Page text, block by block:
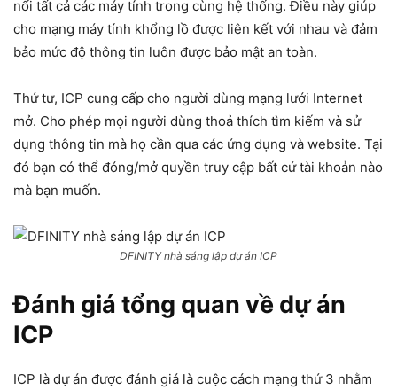
nối tất cả các máy tính trong cùng hệ thống. Điều này giúp
cho mạng máy tính khổng lồ được liên kết với nhau và đảm
bảo mức độ thông tin luôn được bảo mật an toàn.
Thứ tư, ICP cung cấp cho người dùng mạng lưới Internet
mở. Cho phép mọi người dùng thoả thích tìm kiếm và sử
dụng thông tin mà họ cần qua các ứng dụng và website. Tại
đó bạn có thể đóng/mở quyền truy cập bất cứ tài khoản nào
mà bạn muốn.
DFINITY nhà sáng lập dự án ICP
Đánh giá tổng quan về dự án
ICP
ICP là dự án được đánh giá là cuộc cách mạng thứ 3 nhằm